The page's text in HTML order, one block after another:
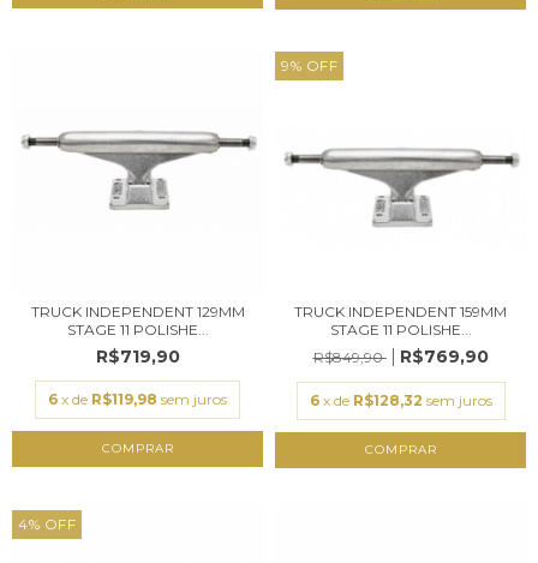
TRUCK INDEPENDENT 129MM
STAGE 11 POLISHE...
R$719,90
6 x de R$119,98 sem juros
COMPRAR
9% OFF
TRUCK INDEPENDENT 159MM
STAGE 11 POLISHE...
R$849,90
R$769,90
6 x de R$128,32 sem juros
COMPRAR
4% OFF